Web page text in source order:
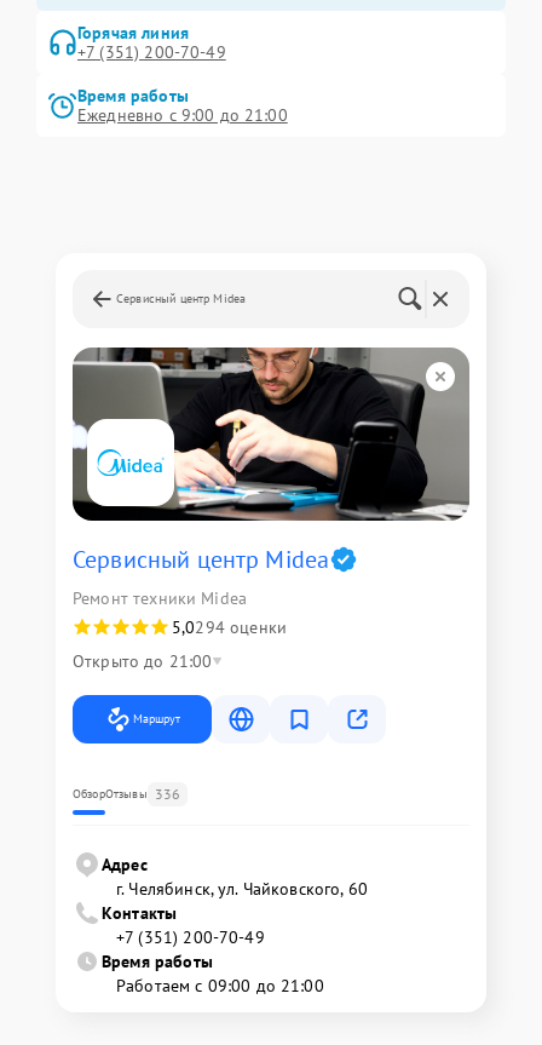
Горячая линия
+7 (351) 200-70-49
Время работы
Ежедневно с 9:00 до 21:00
Сервисный центр Midea
Сервисный центр Midea
Ремонт техники Midea
5,0294 оценки
Открыто до 21:00
Маршрут
ОбзорОтзывы 336
Адрес
г. Челябинск, ул. Чайковского, 60
Контакты
+7 (351) 200-70-49
Время работы
Работаем с 09:00 до 21:00